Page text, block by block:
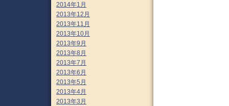
2014年1月
2013年12月
2013年11月
2013年10月
2013年9月
2013年8月
2013年7月
2013年6月
2013年5月
2013年4月
2013年3月